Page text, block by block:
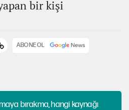
bir kişi
ABONE OL
bırakma, hangi kaynağı